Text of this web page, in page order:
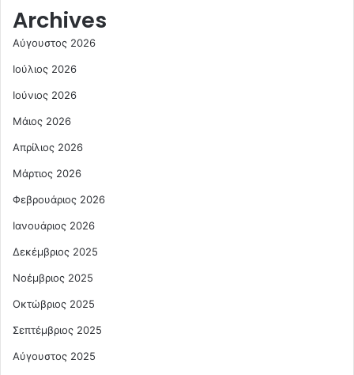
Archives
Αύγουστος 2026
Ιούλιος 2026
Ιούνιος 2026
Μάιος 2026
Απρίλιος 2026
Μάρτιος 2026
Φεβρουάριος 2026
Ιανουάριος 2026
Δεκέμβριος 2025
Νοέμβριος 2025
Οκτώβριος 2025
Σεπτέμβριος 2025
Αύγουστος 2025